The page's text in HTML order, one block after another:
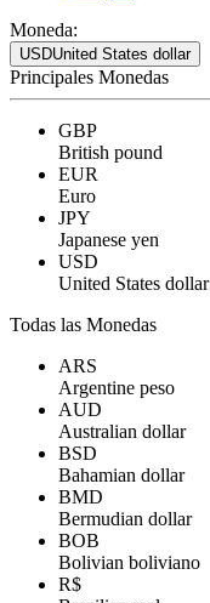
Moneda:
USDUnited States dollar
Principales Monedas
GBP
British pound
EUR
Euro
JPY
Japanese yen
USD
United States dollar
Todas las Monedas
ARS
Argentine peso
AUD
Australian dollar
BSD
Bahamian dollar
BMD
Bermudian dollar
BOB
Bolivian boliviano
R$